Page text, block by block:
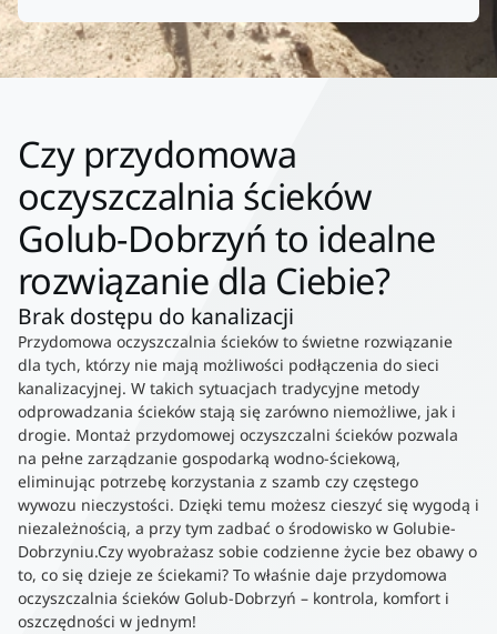
Czy przydomowa
oczyszczalnia ścieków
Golub-Dobrzyń to idealne
rozwiązanie dla Ciebie?
Brak dostępu do kanalizacji
Przydomowa oczyszczalnia ścieków to świetne rozwiązanie
dla tych, którzy nie mają możliwości podłączenia do sieci
kanalizacyjnej. W takich sytuacjach tradycyjne metody
odprowadzania ścieków stają się zarówno niemożliwe, jak i
drogie. Montaż przydomowej oczyszczalni ścieków pozwala
na pełne zarządzanie gospodarką wodno-ściekową,
eliminując potrzebę korzystania z szamb czy częstego
wywozu nieczystości. Dzięki temu możesz cieszyć się wygodą i
niezależnością, a przy tym zadbać o środowisko w Golubie-
Dobrzyniu.Czy wyobrażasz sobie codzienne życie bez obawy o
to, co się dzieje ze ściekami? To właśnie daje przydomowa
oczyszczalnia ścieków Golub-Dobrzyń – kontrola, komfort i
oszczędności w jednym!